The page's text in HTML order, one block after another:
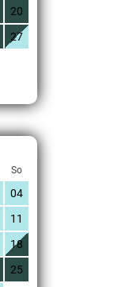
20
27
So
04
11
18
25